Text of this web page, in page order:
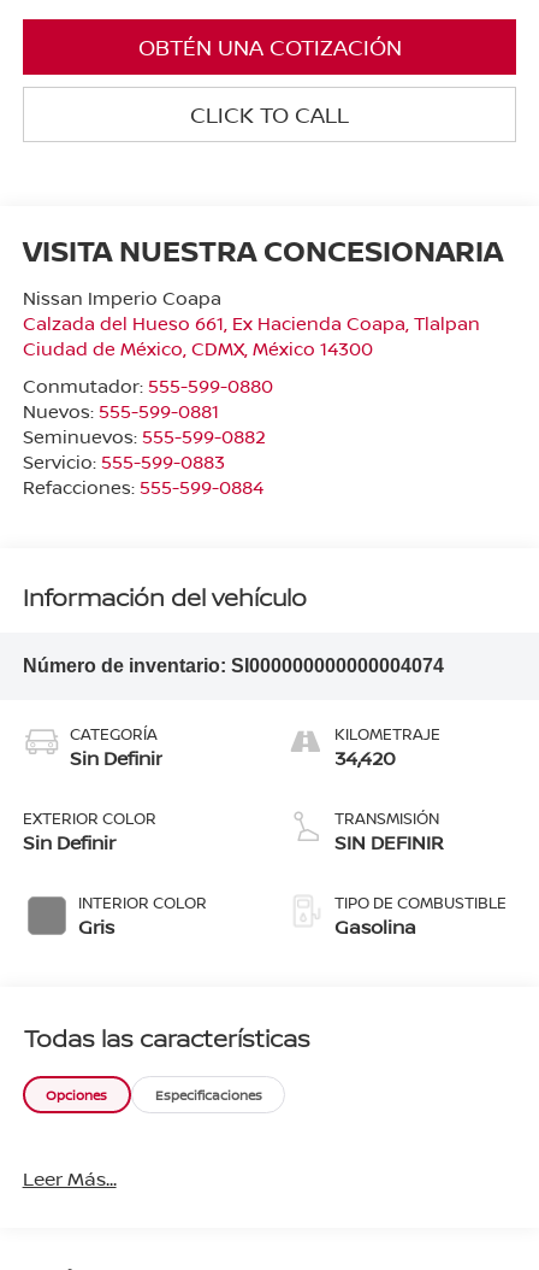
OBTÉN UNA COTIZACIÓN
CLICK TO CALL
VISITA NUESTRA CONCESIONARIA
Nissan Imperio Coapa
Calzada del Hueso 661, Ex Hacienda Coapa, Tlalpan
Ciudad de México, CDMX, México 14300
Conmutador: 555-599-0880
Nuevos: 555-599-0881
Seminuevos: 555-599-0882
Servicio: 555-599-0883
Refacciones: 555-599-0884
Información del vehículo
Número de inventario: SI000000000000004074
CATEGORÍA
Sin Definir
EXTERIOR COLOR
Sin Definir
INTERIOR COLOR
Gris
KILOMETRAJE
34,420
TRANSMISIÓN
SIN DEFINIR
TIPO DE COMBUSTIBLE
Gasolina
Todas las características
Opciones Especificaciones
Leer Más...